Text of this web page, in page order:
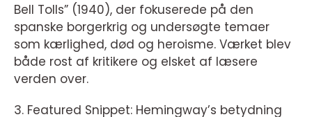
Bell Tolls” (1940), der fokuserede på den
spanske borgerkrig og undersøgte temaer
som kærlighed, død og heroisme. Værket blev
både rost af kritikere og elsket af læsere
verden over.
3. Featured Snippet: Hemingway’s betydning